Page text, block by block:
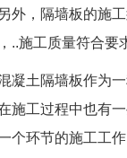
外，隔墙板的施
..施工质量符合要
凝土隔墙板作为
施工过程中也有
个环节的施工工